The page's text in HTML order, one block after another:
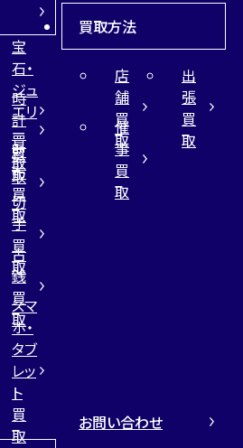
宝
石・
ジュ
エリ
ー
買
取
時
計
買
取
財
布
買
取
切
手
買
取
古
銭
買
取
スマ
ホ・
タブ
レッ
ト
買
取
買取方法
店
舗
買
取
出
張
買
取
催
事
買
取
お問い合わせ